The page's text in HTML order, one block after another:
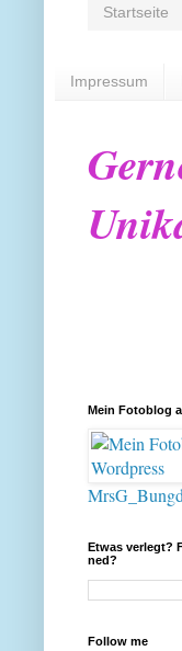
Startseite
Impressum
Mein Fotoblog
Etwas verlegt?
ned?
Follow me